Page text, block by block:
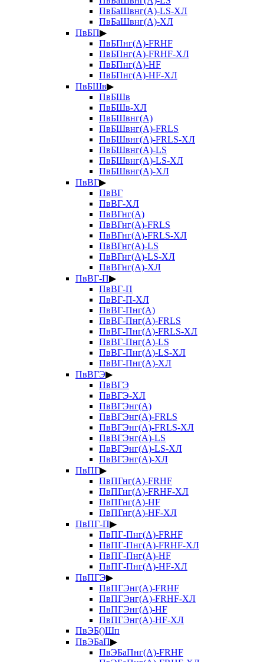
ПвБаШвнг(А)-LS-ХЛ
ПвБаШвнг(А)-ХЛ
ПвБП▶
ПвБПнг(А)-FRHF
ПвБПнг(А)-FRHF-ХЛ
ПвБПнг(А)-HF
ПвБПнг(А)-HF-ХЛ
ПвБШв▶
ПвБШв
ПвБШв-ХЛ
ПвБШвнг(А)
ПвБШвнг(А)-FRLS
ПвБШвнг(А)-FRLS-ХЛ
ПвБШвнг(А)-LS
ПвБШвнг(А)-LS-ХЛ
ПвБШвнг(А)-ХЛ
ПвВГ▶
ПвВГ
ПвВГ-ХЛ
ПвВГнг(А)
ПвВГнг(А)-FRLS
ПвВГнг(А)-FRLS-ХЛ
ПвВГнг(А)-LS
ПвВГнг(А)-LS-ХЛ
ПвВГнг(А)-ХЛ
ПвВГ-П▶
ПвВГ-П
ПвВГ-П-ХЛ
ПвВГ-Пнг(А)
ПвВГ-Пнг(А)-FRLS
ПвВГ-Пнг(А)-FRLS-ХЛ
ПвВГ-Пнг(А)-LS
ПвВГ-Пнг(А)-LS-ХЛ
ПвВГ-Пнг(А)-ХЛ
ПвВГЭ▶
ПвВГЭ
ПвВГЭ-ХЛ
ПвВГЭнг(А)
ПвВГЭнг(А)-FRLS
ПвВГЭнг(А)-FRLS-ХЛ
ПвВГЭнг(А)-LS
ПвВГЭнг(А)-LS-ХЛ
ПвВГЭнг(А)-ХЛ
ПвПГ▶
ПвПГнг(А)-FRHF
ПвПГнг(А)-FRHF-ХЛ
ПвПГнг(А)-HF
ПвПГнг(А)-HF-ХЛ
ПвПГ-П▶
ПвПГ-Пнг(А)-FRHF
ПвПГ-Пнг(А)-FRHF-ХЛ
ПвПГ-Пнг(А)-HF
ПвПГ-Пнг(А)-HF-ХЛ
ПвПГЭ▶
ПвПГЭнг(А)-FRHF
ПвПГЭнг(А)-FRHF-ХЛ
ПвПГЭнг(А)-HF
ПвПГЭнг(А)-HF-ХЛ
ПвЭБ()Шп
ПвЭБаП▶
ПвЭБаПнг(А)-FRHF